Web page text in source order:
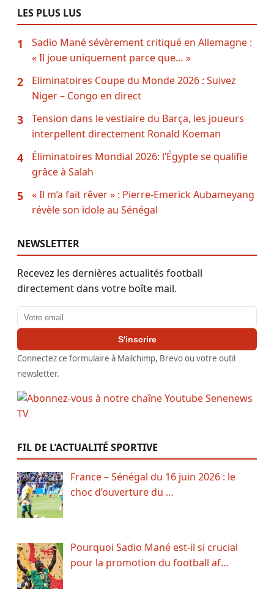
LES PLUS LUS
1
Sadio Mané sévèrement critiqué en Allemagne :
« Il joue uniquement parce que… »
2
Eliminatoires Coupe du Monde 2026 : Suivez
Niger – Congo en direct
3
Tension dans le vestiaire du Barça, les joueurs
interpellent directement Ronald Koeman
4
Éliminatoires Mondial 2026: l’Égypte se qualifie
grâce à Salah
5
« Il m’a fait rêver » : Pierre-Emerick Aubameyang
révèle son idole au Sénégal
NEWSLETTER
Recevez les dernières actualités football
directement dans votre boîte mail.
Adresse email
S'inscrire
Connectez ce formulaire à Mailchimp, Brevo ou votre outil
newsletter.
FIL DE L’ACTUALITÉ SPORTIVE
France – Sénégal du 16 juin 2026 : le
choc d’ouverture du …
Pourquoi Sadio Mané est-il si crucial
pour la promotion du football af…